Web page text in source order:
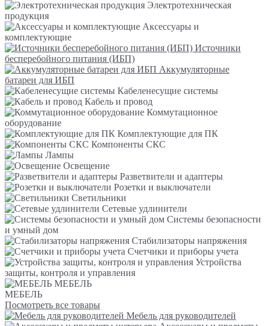
Электротехническая
продукция
Аксессуары и
комплектующие
Источники
бесперебойного питания (ИБП)
Аккумуляторные
батареи для ИБП
Кабеленесущие системы
Кабель и провод
Коммутационное
оборудование
Комплектующие для ПК
Компоненты СКС
Лампы
Освещение
Разветвители и адаптеры
Розетки и выключатели
Светильники
Сетевые удлинители
Системы безопасности
и умный дом
Стабилизаторы напряжения
Счетчики и приборы учета
Устройства
защиты, контроля и управления
МЕБЕЛЬ
МЕБЕЛЬ
Посмотреть все товары
Мебель для руководителей